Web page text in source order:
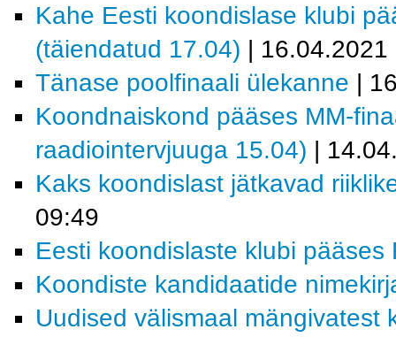
Kahe Eesti koondislase klubi
(täiendatud 17.04) | 16.04.2021
Tänase poolfinaali ülekanne |
Koondnaiskond pääses MM-
raadiointervjuuga 15.04) |
Kaks koondislast jätkavad
09:49
Eesti koondislaste klubi pääses
Koondiste kandidaatide
Uudised välismaal mängivatest